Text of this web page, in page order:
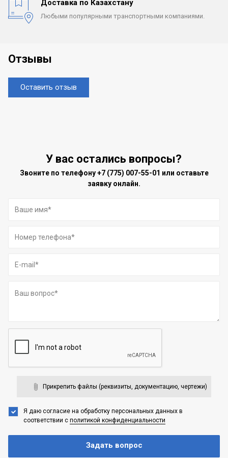
Доставка по Казахстану
Любыми популярными транспортными компаниями.
Отзывы
Оставить отзыв
У вас остались вопросы?
Звоните по телефону+7 (775) 007-55-01 или оставьте
заявку онлайн.
Прикрепить файлы (реквизиты, документацию, чертежи)
Я даю согласие на обработку персональных данных в
соответствии с политикой конфиденциальности